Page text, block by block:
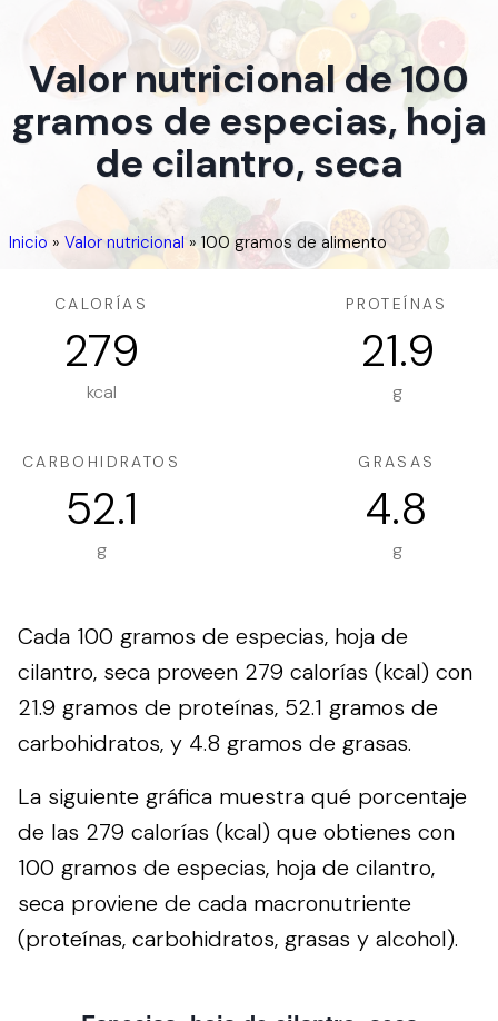
Valor nutricional de 100
gramos de especias, hoja
de cilantro, seca
Inicio » Valor nutricional» 100 gramos de alimento
CALORÍAS
279
kcal
PROTEÍNAS
21.9
g
CARBOHIDRATOS
52.1
g
GRASAS
4.8
g
Cada 100 gramos de especias, hoja de
cilantro, seca proveen 279 calorías (kcal) con
21.9 gramos de proteínas, 52.1 gramos de
carbohidratos, y 4.8 gramos de grasas.
La siguiente gráfica muestra qué porcentaje
de las 279 calorías (kcal) que obtienes con
100 gramos de especias, hoja de cilantro,
seca proviene de cada macronutriente
(proteínas, carbohidratos, grasas y alcohol).